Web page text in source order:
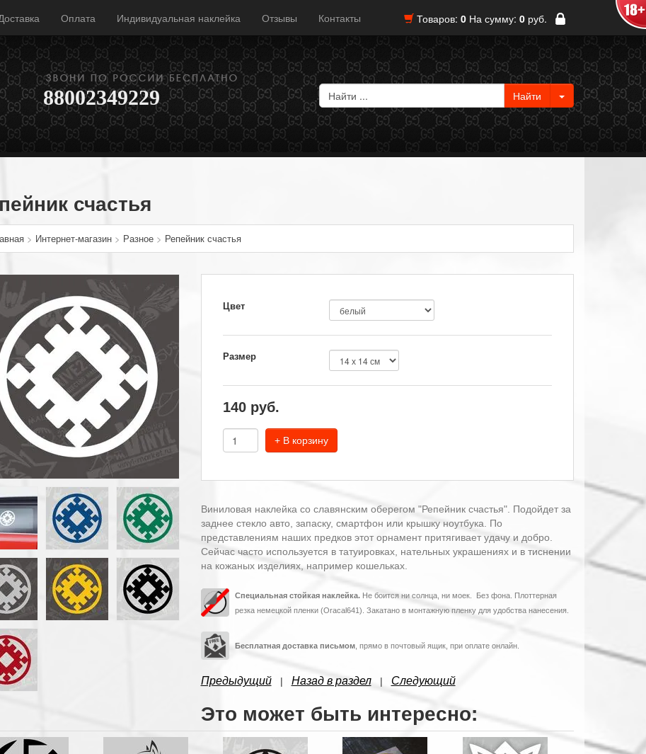
Товаров: 0 На сумму: 0 руб.
Оплата Индивидуальная наклейка Отзывы Контакты
88002349229
счастья
> Интернет-магазин> Разное> Репейник счастья
Цвет
Размер
140руб.
+ В корзину
Виниловая наклейка со славянским оберегом "Репейник счастья". Подойдет за
заднее стекло авто, запаску, смартфон или крышку ноутбука. По
представлениям наших предков этот орнамент притягивает удачу и добро.
Сейчас часто используется в татуировках, нательных украшениях и в тиснении
на кожаных изделиях, например кошельках.
Специальная стойкая наклейка.Не боится ни солнца, ни моек.
Без фона. Плоттерная
резка немецкой пленки (Oracal641). Закатано в монтажную пленку для удобства нанесения.
Бесплатная доставка письмом, прямо в почтовый ящик, при оплате онлайн.
Предыдущий| Назад в раздел| Следующий
Это может быть интересно: